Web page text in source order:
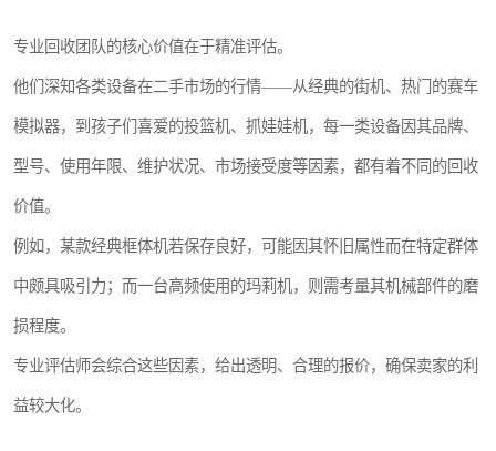
专业回收团队的核心价值在于精准评估。
他们深知各类设备在二手市场的行情——从经典的街机、热门的赛车
模拟器，到孩子们喜爱的投篮机、抓娃娃机，每一类设备因其品牌、
型号、使用年限、维护状况、市场接受度等因素，都有着不同的回收
价值。
例如，某款经典框体机若保存良好，可能因其怀旧属性而在特定群体
中颇具吸引力；而一台高频使用的玛莉机，则需考量其机械部件的磨
损程度。
专业评估师会综合这些因素，给出透明、合理的报价，确保卖家的利
益较大化。